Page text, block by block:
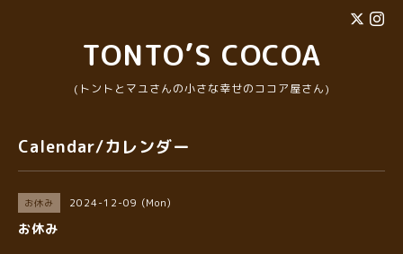
TONTO’S COCOA
(トントとマユさんの小さな幸せのココア屋さん)
Calendar/カレンダー
お休み 2024-12-09 (Mon)
お休み